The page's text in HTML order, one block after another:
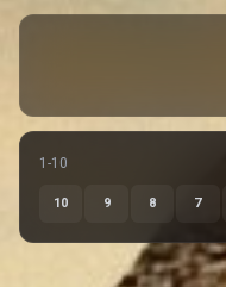
1-10
7
8
9
10